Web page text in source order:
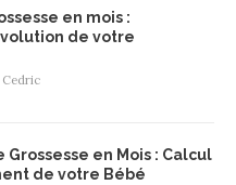
en mois :
de votre
Cedric
Grossesse en Mois : Calcul
de votre Bébé